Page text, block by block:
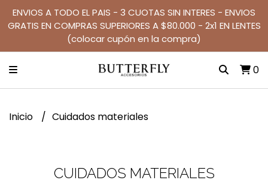
ENVIOS A TODO EL PAIS - 3 CUOTAS SIN INTERES - ENVIOS
GRATIS EN COMPRAS SUPERIORES A $80.000 - 2x1 EN LENTES
(colocar cupón en la compra)
0
Inicio Cuidados materiales
CUIDADOS MATERIALES